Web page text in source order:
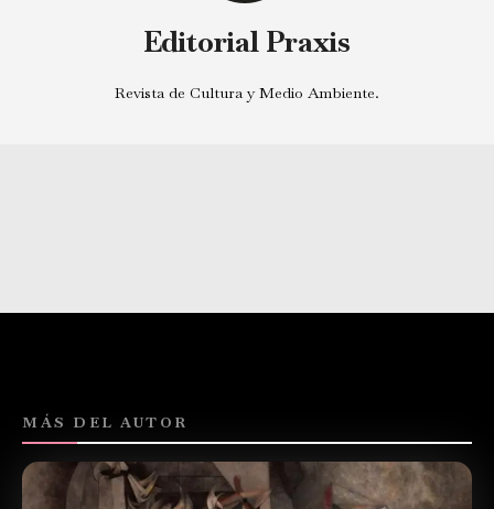
Editorial Praxis
Revista de Cultura y Medio Ambiente.
MÁS DEL AUTOR